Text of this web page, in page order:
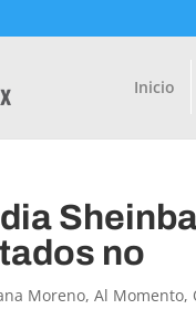
Inicio
no
Moreno,Al Momento,